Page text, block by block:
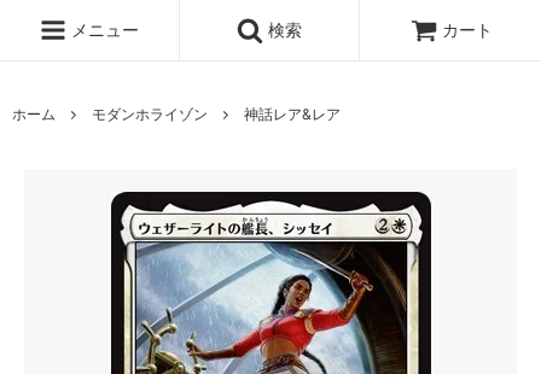
メニュー 検索 カート
ホーム モダンホライゾン 神話レア&レア